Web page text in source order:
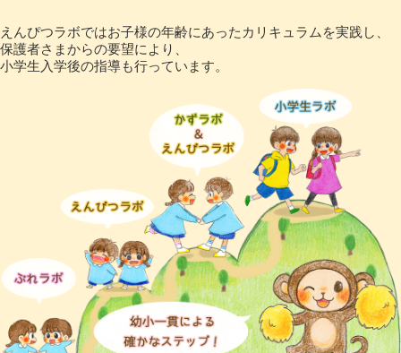
えんぴつラボではお子様の年齢にあったカリキュラムを実践し、
保護者さまからの要望により、
小学生入学後の指導も行っています。